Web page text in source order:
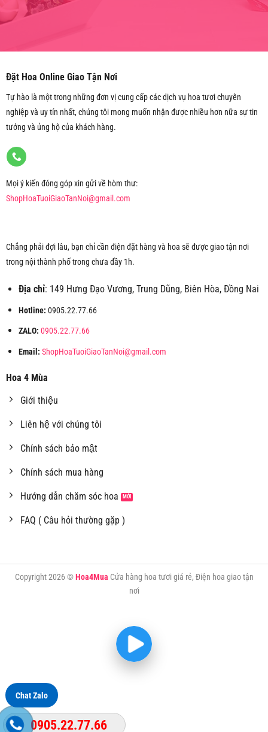
Đặt Hoa Online Giao Tận Nơi
Tự hào là một trong những đơn vị cung cấp các dịch vụ hoa tươi chuyên
nghiệp và uy tín nhất, chúng tôi mong muốn nhận được nhiều hơn nữa sự tin
tưởng và ủng hộ của khách hàng.
Mọi ý kiến đóng góp xin gửi về hòm thư:
ShopHoaTuoiGiaoTanNoi@gmail.com
Chẳng phải đợi lâu, bạn chỉ cần điện đặt hàng và hoa sẽ được giao tận nơi
trong nội thành phố trong chưa đầy 1h.
Địa chỉ: 149 Hưng Đạo Vương, Trung Dũng, Biên Hòa, Đồng Nai
Hotline: 0905.22.77.66
ZALO: 0905.22.77.66
Email: ShopHoaTuoiGiaoTanNoi@gmail.com
Hoa 4 Mùa
Giới thiệu
Liên hệ với chúng tôi
Chính sách bảo mật
Chính sách mua hàng
Hướng dẫn chăm sóc hoa
FAQ ( Câu hỏi thường gặp )
Copyright 2026 ©Hoa4Mua Cửa hàng hoa tươi giá rẻ, Điện hoa giao tận
nơi
Chat Zalo
0905.22.77.66